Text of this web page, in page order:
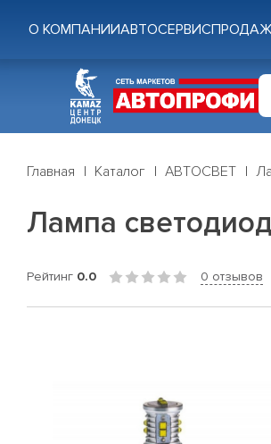
О КОМПАНИИАВТОСЕРВИС
Главная Каталог АВТОСВЕТ
Лампа
Рейтинг 0.0 0 отзывов